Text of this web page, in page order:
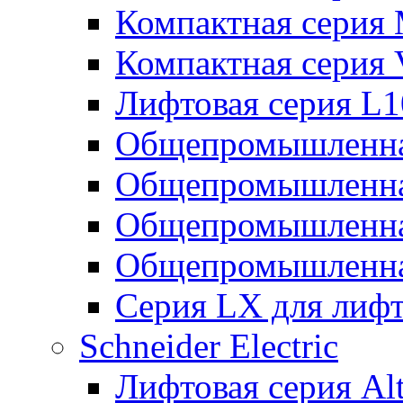
Компактная серия
Компактная серия
Лифтовая серия
Серия LX для
Schneider Electric
Лифтовая серия